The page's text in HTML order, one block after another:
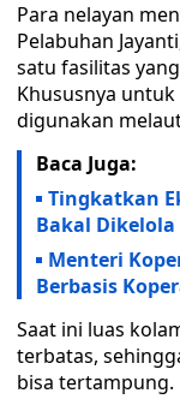
Para nelayan
Pelabuhan
satu fasilitas
Khususnya
digunakan
Baca Juga:
Tingkatkan
Bakal Dikelola
Menteri
Berbasis
Saat ini luas
terbatas,
bisa tertampung.